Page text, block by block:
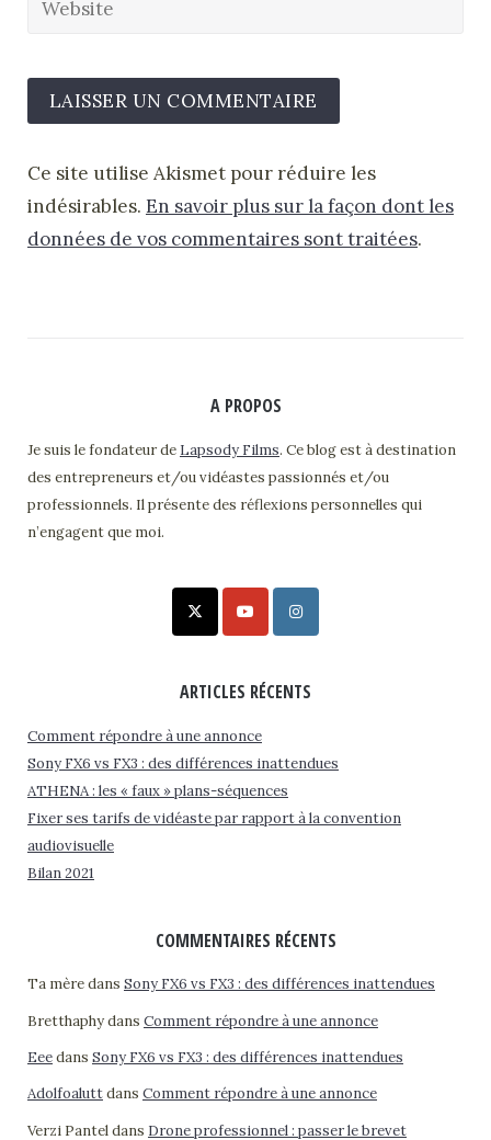
Ce site utilise Akismet pour réduire les
indésirables. En savoir plus sur la façon dont les
données de vos commentaires sont traitées.
A PROPOS
Je suis le fondateur de Lapsody Films. Ce blog est à destination
des entrepreneurs et/ou vidéastes passionnés et/ou
professionnels. Il présente des réflexions personnelles qui
n’engagent que moi.
ARTICLES RÉCENTS
Comment répondre à une annonce
Sony FX6 vs FX3 : des différences inattendues
ATHENA : les « faux » plans-séquences
Fixer ses tarifs de vidéaste par rapport à la convention
audiovisuelle
Bilan 2021
COMMENTAIRES RÉCENTS
Ta mèredans Sony FX6 vs FX3 : des différences inattendues
Bretthaphydans Comment répondre à une annonce
Eeedans Sony FX6 vs FX3 : des différences inattendues
Adolfoaluttdans Comment répondre à une annonce
Verzi Panteldans Drone professionnel : passer le brevet